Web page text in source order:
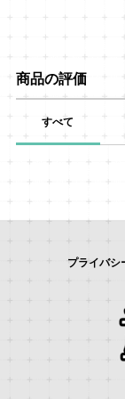
商品の評価
すべて
プライバシ